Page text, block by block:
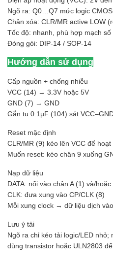
Ngõ ra: Q0…Q7 mức logic CMOS
Chân xóa: CLR/MR active LOW
Tốc độ: nhanh, phù hợp mạch số
Đóng gói: DIP-14 / SOP-14
Hướng dẫn sử dụng
Cấp nguồn + chống nhiễu
VCC (14) → 3.3V hoặc 5V
GND (7) → GND
Gắn tụ 0.1µF (104) sát
Reset mặc định
CLR/MR (9) kéo lên VCC để
Muốn reset: kéo chân 9 xuống
Nạp dữ liệu
DATA: nối vào chân A (1) và/
CLK: đưa xung vào CP/CLK (8)
Mỗi xung clock → dữ liệu dịch
Lưu ý tải
Ngõ ra chỉ kéo tải logic/LED nhỏ;
dùng transistor hoặc ULN2803